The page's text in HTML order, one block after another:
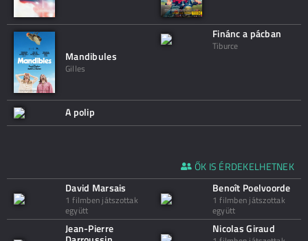
Mandibules
Gilles
Finánc a pácban
Tiburce
A polip
ŐK IS ÉRDEKELHETNEK
David Marsais
1 filmben játszottak
együtt
Benoît Poelvoorde
1 filmben játszottak
együtt
Jean-Pierre Nicolas Giraud